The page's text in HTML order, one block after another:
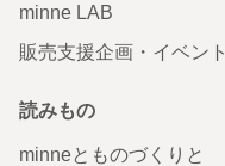
minne LAB
販売支援企画・イベント
読みもの
minneとものづくりと